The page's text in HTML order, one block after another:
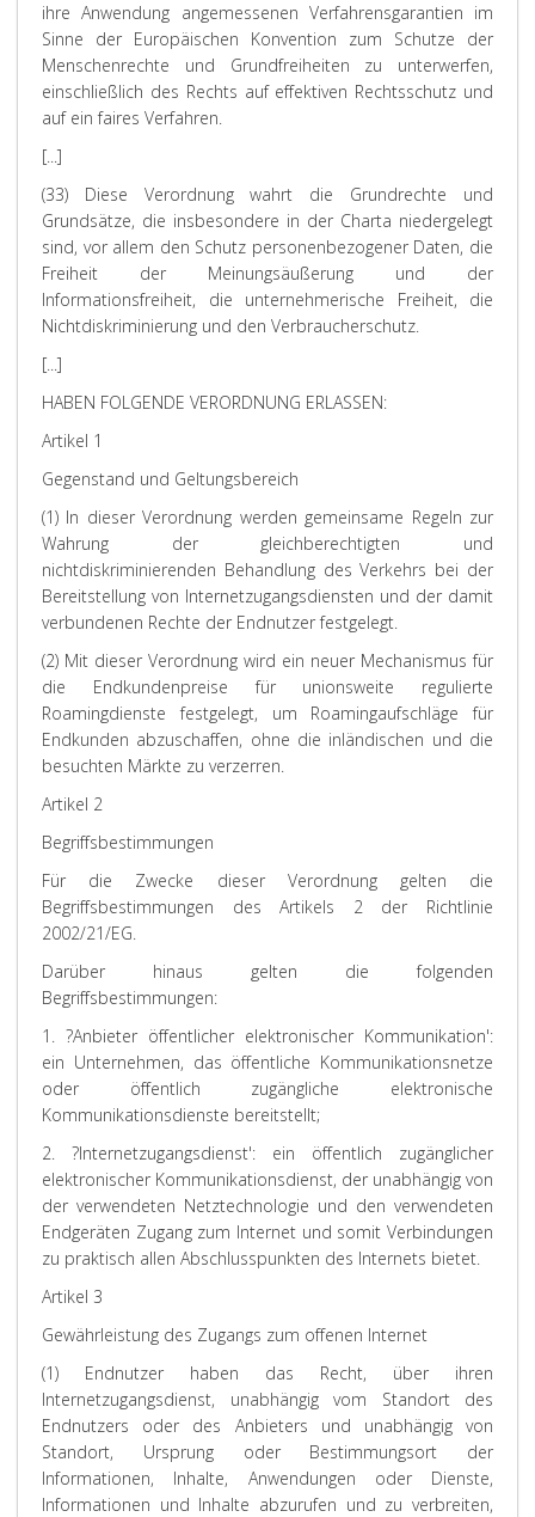
ihre Anwendung angemessenen Verfahrensgarantien im
Sinne der Europäischen Konvention zum Schutze der
Menschenrechte und Grundfreiheiten zu unterwerfen,
einschließlich des Rechts auf effektiven Rechtsschutz und
auf ein faires Verfahren.
[...]
(33) Diese Verordnung wahrt die Grundrechte und
Grundsätze, die insbesondere in der Charta niedergelegt
sind, vor allem den Schutz personenbezogener Daten, die
Freiheit der Meinungsäußerung und der
Informationsfreiheit, die unternehmerische Freiheit, die
Nichtdiskriminierung und den Verbraucherschutz.
[...]
HABEN FOLGENDE VERORDNUNG ERLASSEN:
Artikel 1
Gegenstand und Geltungsbereich
(1) In dieser Verordnung werden gemeinsame Regeln zur
Wahrung der gleichberechtigten und
nichtdiskriminierenden Behandlung des Verkehrs bei der
Bereitstellung von Internetzugangsdiensten und der damit
verbundenen Rechte der Endnutzer festgelegt.
(2) Mit dieser Verordnung wird ein neuer Mechanismus für
die Endkundenpreise für unionsweite regulierte
Roamingdienste festgelegt, um Roamingaufschläge für
Endkunden abzuschaffen, ohne die inländischen und die
besuchten Märkte zu verzerren.
Artikel 2
Begriffsbestimmungen
Für die Zwecke dieser Verordnung gelten die
Begriffsbestimmungen des Artikels 2 der Richtlinie
2002/21/EG.
Darüber hinaus gelten die folgenden
Begriffsbestimmungen:
1. ?Anbieter öffentlicher elektronischer Kommunikation':
ein Unternehmen, das öffentliche Kommunikationsnetze
oder öffentlich zugängliche elektronische
Kommunikationsdienste bereitstellt;
2. ?Internetzugangsdienst': ein öffentlich zugänglicher
elektronischer Kommunikationsdienst, der unabhängig von
der verwendeten Netztechnologie und den verwendeten
Endgeräten Zugang zum Internet und somit Verbindungen
zu praktisch allen Abschlusspunkten des Internets bietet.
Artikel 3
Gewährleistung des Zugangs zum offenen Internet
(1) Endnutzer haben das Recht, über ihren
Internetzugangsdienst, unabhängig vom Standort des
Endnutzers oder des Anbieters und unabhängig von
Standort, Ursprung oder Bestimmungsort der
Informationen, Inhalte, Anwendungen oder Dienste,
Informationen und Inhalte abzurufen und zu verbreiten,